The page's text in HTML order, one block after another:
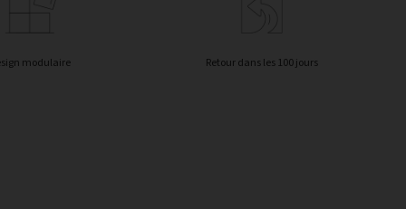
modulaire Retour dans les 100 jours